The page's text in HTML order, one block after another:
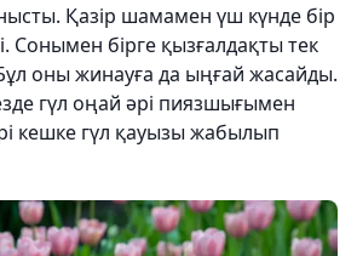
Қазір шамамен үш күнде бір
Сонымен бірге қызғалдақты тек
оны жинауға да ыңғай жасайды.
гүл оңай әрі пиязшығымен
кешке гүл қауызы жабылып